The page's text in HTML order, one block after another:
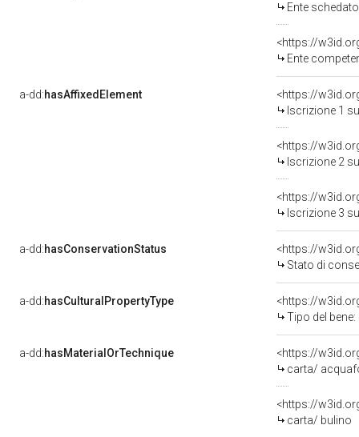
Ente schedatore
<https://
Ente competente per
a-dd:hasAffixedElement
<https://
Iscrizione 1
<https://
Iscrizione 2
<https://
Iscrizione 3
a-dd:hasConservationStatus
<https://
Stato di
a-dd:hasCulturalPropertyType
<https://
Tipo del
a-dd:hasMaterialOrTechnique
<https://
carta/
<https://
carta/ bulino